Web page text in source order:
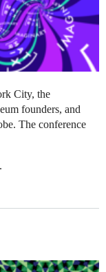
City, the
founders, and
The conference
.